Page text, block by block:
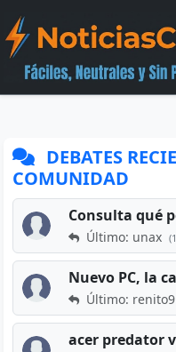
DEBATES
COMUNIDAD
Consulta qué
Último: unax
Nuevo PC, la
Último: